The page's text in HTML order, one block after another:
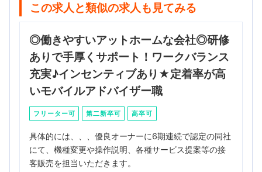
この求人と類似の求人も見てみる
◎働きやすいアットホームな会社◎研修
ありで手厚くサポート！ワークバランス
充実♪インセンティブあり★定着率が高
いモバイルアドバイザー職
フリーター可 第二新卒可 高卒可
具体的には、、、優良オーナーに6期連続で認定の同社
にて、機種変更や操作説明、各種サービス提案等の接
客販売を担当いただきます。